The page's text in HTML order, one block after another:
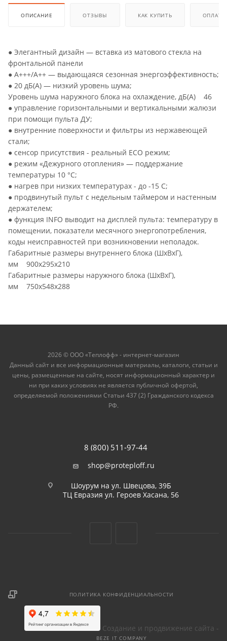
ОПИСАНИЕ ОТЗЫВЫ КАК КУПИТЬ ОПЛАТА
● Элегантный дизайн — вставка из матового стекла на
фронтальной панели
● A+++/A++ — выдающаяся сезонная энергоэффективность;
● 20 дБ(А) — низкий уровень шума;
Уровень шума наружного блока на охлаждение, дБ(А) 46
● управление горизонтальными и вертикальными жалюзи
при помощи пульта ДУ;
● внутренние поверхности и фильтры из нержавеющей
стали;
● сенсор присутствия - реальный ECO режим;
● режим «Дежурного отопления» — поддержание
температуры 10 °C;
● нагрев при низких температурах - до -15 С;
● продвинутый пульт с недельным таймером и настенным
держателем;
● функция INFO выводит на дисплей пульта: температуру в
помещении, показатели месячного энергопотребления,
коды неисправностей при возникновении неполадок.
Габаритные размеры внутреннего блока (ШхВхГ),
мм 900x295x210
Габаритные размеры наружного блока (ШхВхГ),
мм 750x548x288
2026 © ООО «Теплофф» - интернет-магазин
Данный сайт и все информационные материалы, каталоги, статьи и
цены, размещенные на сайте, носят информационный характер и
ни при каких условиях не является публичной офертой,
определяемой положениями Статьи 437 (2) Гражданского кодекса
РФ.
8 (800) 511-97-44
shop@proteploff.ru
Шоурум на ул. Швецова, 39Б
ТЦ Евразия ул. Героев Хасана, 56
ПОЛИТИКА КОНФИДЕНЦИАЛЬНОСТИ
Создание и продвижение сайта -
BEZE IT COMPANY